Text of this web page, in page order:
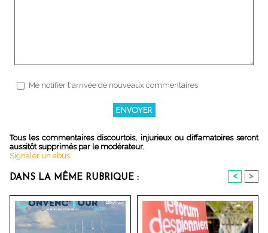
Me notifier l'arrivée de nouveaux commentaires
Tous les commentaires discourtois, injurieux ou diffamatoires seront
aussitôt supprimés par le modérateur.
Signaler un abus
DANS LA MÊME RUBRIQUE : < >